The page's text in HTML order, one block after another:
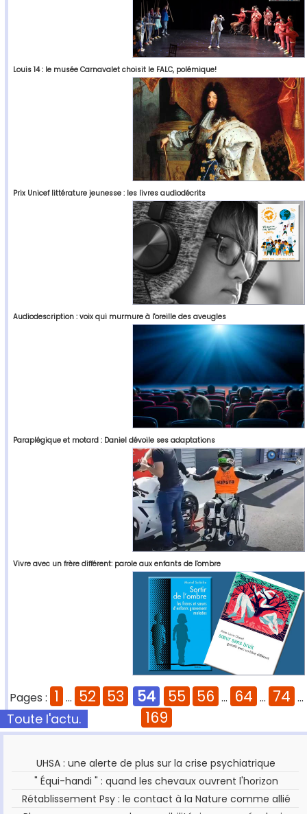
Louis 14 : le musée Carnavalet choisit le FALC, polémique!
Prix Unicef littérature jeunesse : les livres audiodécrits
Audiodescription : voix qui murmure à l'oreille des aveugles
Paraplégique et motard : Daniel dévoile ses adaptations
Vivre avec un frère différent: parole aux enfants de l'ombre
Pages : 1 ... 52 53 54 55 56 ... 64 ... 74 ...
169
Toute l'actu.
UHSA : une alerte de plus sur la crise psychiatrique
" Équi-handi " : quand les chevaux ouvrent l'horizon
Rétablissement Psy : le contact à la Nature comme allié